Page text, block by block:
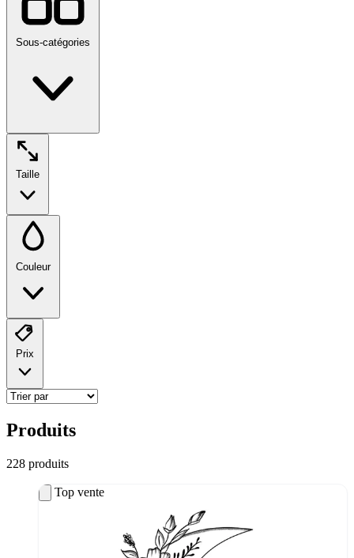
Couleur
Produits
228 produits
Top vente